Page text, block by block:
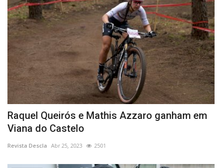
Raquel Queirós e Mathis Azzaro ganham em
Viana do Castelo
Revista Descla Abr 25, 2023 2501